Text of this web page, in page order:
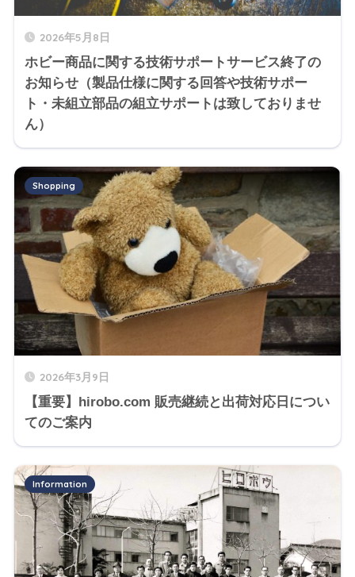
2026年5月8日
ホビー商品に関する技術サポートサービス終了の
お知らせ（製品仕様に関する回答や技術サポー
ト・未組立部品の組立サポートは致しておりませ
ん）
2026年3月9日
【重要】hirobo.com 販売継続と出荷対応日につい
てのご案内
Shopping
Information